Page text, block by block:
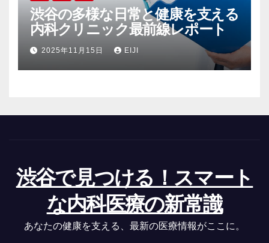
渋谷の多様な日常と健康を支える
内科クリニック最前線レポート
2025年11月15日 EIJI
渋谷で見つける！スマート
な内科医療の新常識
あなたの健康を支える、最新の医療情報がここに。